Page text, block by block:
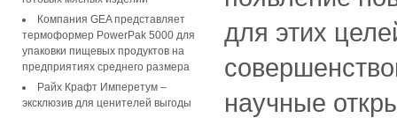
Компания GEA представляет
термоформер PowerPak 5000 для
упаковки пищевых продуктов на
предприятиях среднего размера
Райх Крафт Имперетум –
эксклюзив для ценителей выгоды
для этих
научные